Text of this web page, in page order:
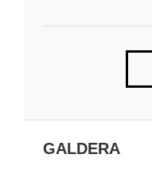
GALDERA